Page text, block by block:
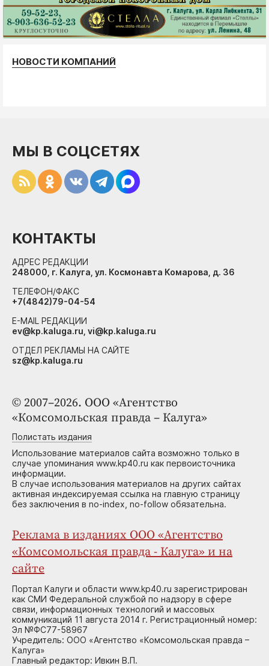
НОВОСТИ КОМПАНИЙ
© 2007–2026. ООО «Агентство
«Комсомольская правда – Калуга»
Полистать издания
Использование материалов сайта возможно только в
случае упоминания www.kp40.ru как первоисточника
информации.
В случае использования материалов на других сайтах
активная индексируемая ссылка на главную страницу
без заключения в no-index, no-follow обязательна.
Реклама в изданиях ООО «Агентство
«Комсомольская правда - Калуга» и на
сайте
Портал Калуги и области www.kp40.ru зарегистрирован
как СМИ Федеральной службой по надзору в сфере
связи, информационных технологий и массовых
коммуникаций 11 августа 2014 г. Регистрационный номер:
Эл №ФС77-58967
Учредитель: ООО «Агентство «Комсомольская правда –
Калуга»
Главный редактор: Ивкин В.П.
МЫ В СОЦСЕТЯХ
КОНТАКТЫ
АДРЕС РЕДАКЦИИ
248000, г. Калуга, ул. Космонавта Комарова, д. 36
ТЕЛЕФОН/ФАКС
+7(4842)79-04-54
E-MAIL РЕДАКЦИИ
ev@kp.kaluga.ru, vi@kp.kaluga.ru
ОТДЕЛ РЕКЛАМЫ НА САЙТЕ
sz@kp.kaluga.ru